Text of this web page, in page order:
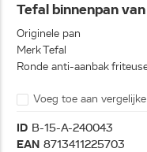
Tefal binnenpan
Originele pan
Merk Tefal
Ronde anti-aanbak
Voeg toe aan
ID B-15-A-240043
EAN 8713411225703